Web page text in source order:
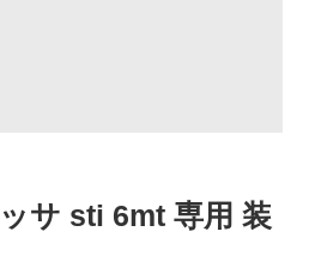
サ sti 6mt 専用 装